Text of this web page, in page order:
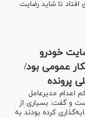
افتاد تا شاید رضایت
خودرو
عمومی بود/
پرونده
اعدام مدیرعامل
و گفت: بسیاری از
کرده بودند به